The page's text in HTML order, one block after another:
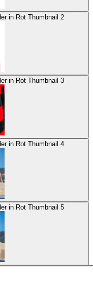
Jobe Nylon Schwimmweste für Kinder in Rot Thumbnail 2
Jobe Nylon Schwimmweste für Kinder in Rot Thumbnail 3
Jobe Nylon Schwimmweste für Kinder in Rot Thumbnail 4
Jobe Nylon Schwimmweste für Kinder in Rot Thumbnail 5